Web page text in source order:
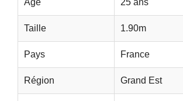
Age 25 ans
Taille 1.90m
Pays France
Région Grand Est